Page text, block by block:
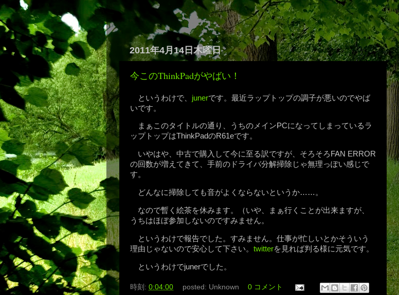
2011年4月14日木曜日
今このThinkPadがやばい！
というわけで、 junerです。最近ラップトップの調子が悪いのでやば
いです。
まぁこのタイトルの通り、うちのメインPCになってしまっているラ
ップトップはThinkPadのR61eです。
いやはや、中古で購入して今に至る訳ですが、そろそろFAN ERROR
の回数が増えてきて、手前のドライバ分解掃除じゃ無理っぽい感じで
す。
どんなに掃除しても音がよくならないというか……。
なので暫く絵茶を休みます。（いや、まぁ行くことが出来ますが、
うちはほぼ参加しないのですみません。
というわけで報告でした。すみません。仕事が忙しいとかそういう
理由じゃないので安心して下さい。 twitterを見れば判る様に元気です。
というわけでjunerでした。
時刻: 0:04:00 posted: Unknown
0 コメント